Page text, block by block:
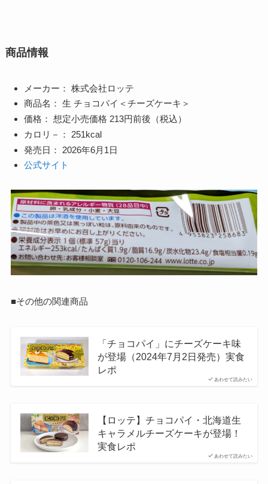
商品情報
メーカー： 株式会社ロッテ
商品名： 生 チョコパイ＜チーズケーキ＞
価格： 想定小売価格 213円前後（税込）
カロリ－： 251kcal
発売日： 2026年6月1日
公式サイト
■その他の関連商品
あわせて読みたい
「チョコパイ」にチーズケーキ味
が登場（2024年7月2日発売）実食
レポ
あわせて読みたい
【ロッテ】チョコパイ・北海道生
キャラメルチーズケーキが登場！
実食レポ